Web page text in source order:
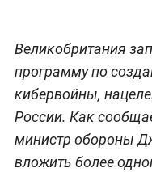
Великобритания
программу по
кибервойны,
России. Как
министр обороны
вложить более